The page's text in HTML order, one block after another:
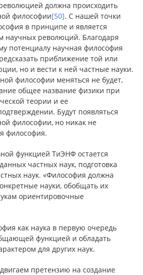
должна происходить
философии[50]. С нашей точки
в принципе и является
научных революций. Благодаря
потенциалу научная философия
приближение той или
но и вести к ней частные науки.
философии меняться не будет,
общее название физики при
теории и ее
Будут появляться
философии, но никак не
философия.
функцией ТиЭНФ остается
частных наук, подготовка
наук. «Философия должна
науки, обобщать их
ориентировочные
как наука в первую очередь
функцией и обладать
для других наук.
претензию на создание